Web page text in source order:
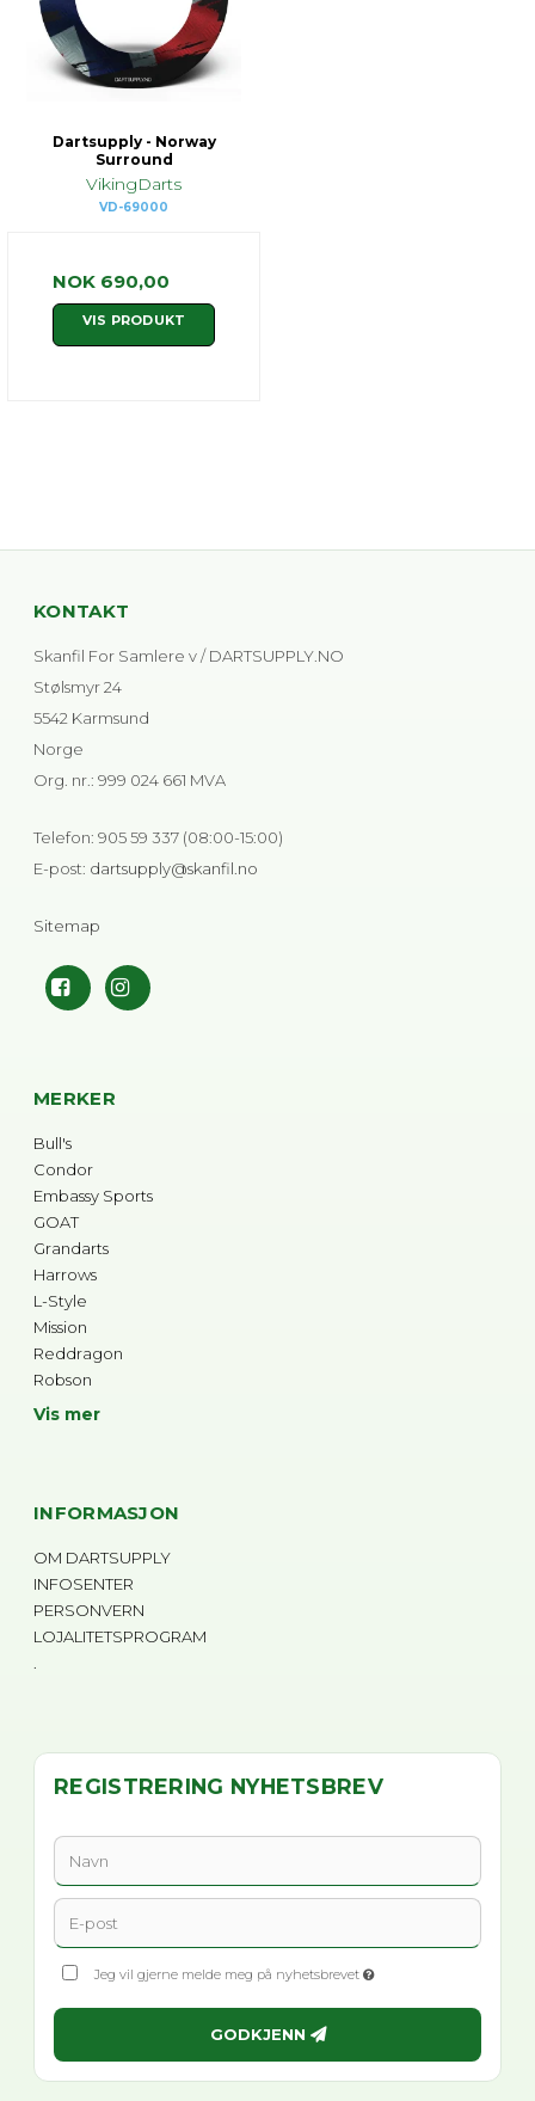
Dartsupply - Norway
Surround
VikingDarts
VD-69000
NOK 690,00
VIS PRODUKT
KONTAKT
Skanfil For Samlere v / DARTSUPPLY.NO
Stølsmyr 24
5542 Karmsund
Norge
Org. nr.: 999 024 661 MVA
Telefon: 905 59 337 (08:00-15:00)
E-post: dartsupply@skanfil.no
Sitemap
MERKER
Bull's
Condor
Embassy Sports
GOAT
Grandarts
Harrows
L-Style
Mission
Reddragon
Robson
Vis mer
INFORMASJON
OM DARTSUPPLY
INFOSENTER
PERSONVERN
LOJALITETSPROGRAM
REGISTRERING NYHETSBREV
Jeg vil gjerne melde meg på nyhetsbrevet
GODKJENN